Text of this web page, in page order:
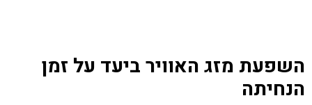
השפעת מזג האוויר ביעד על זמן
הנחיתה